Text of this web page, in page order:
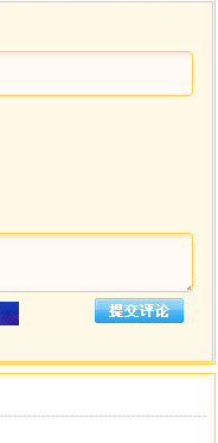
箇中的智慧才能真正
會科學八字推理》
南藥理科技大學。年
漫長的時間裡，他對
研習八字，這個決
然離開補教業，勇敢
。
，專注於為眾生批命
優數學及銀行保險命